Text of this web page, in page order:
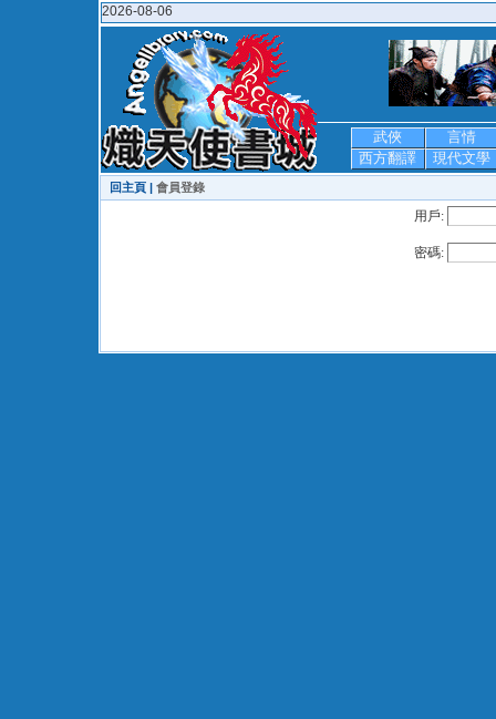
2026-08-06
武俠
言情
西方翻譯
現代文學
回主頁 | 會員登錄
用戶:
密碼: